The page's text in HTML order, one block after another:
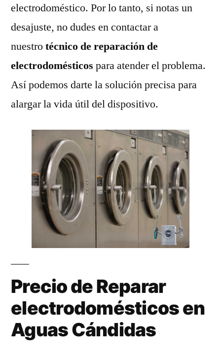
electrodoméstico. Por lo tanto, si notas un
desajuste, no dudes en contactar a
nuestrotécnico de reparación de
electrodomésticos para atender el problema.
Así podemos darte la solución precisa para
alargar la vida útil del dispositivo.
Precio de Reparar
electrodomésticos en
Aguas Cándidas